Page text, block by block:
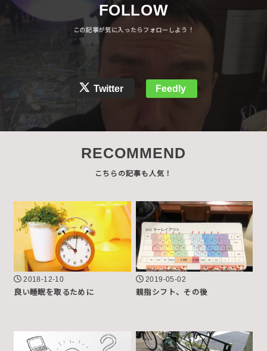
FOLLOW
Twitter Feedly
RECOMMEND
2018-12-10
良い睡眠を取るために
2019-05-02
親指シフト、その後